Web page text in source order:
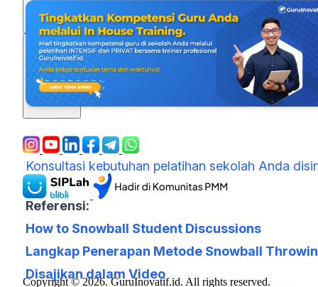
Konsultasi kebutuhan pelatihan sekolah Anda
Referensi:
How to Snowball Student Discussions
Langkap Penerapan Metode Snowball
Disajikan dalam Video
EKSPLOR
Copyright © 2026. GuruInovatif.id. All rights reserved.